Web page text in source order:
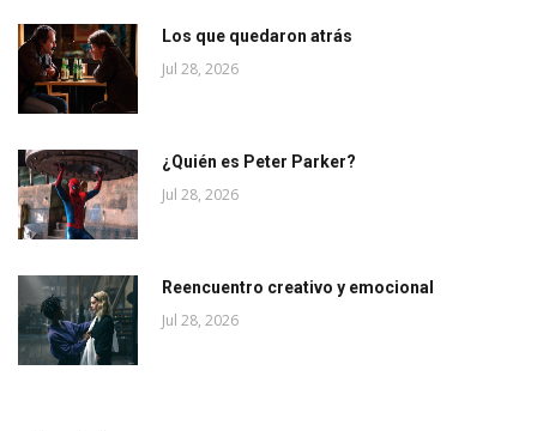
Los que quedaron atrás
Jul 28, 2026
¿Quién es Peter Parker?
Jul 28, 2026
Reencuentro creativo y emocional
Jul 28, 2026